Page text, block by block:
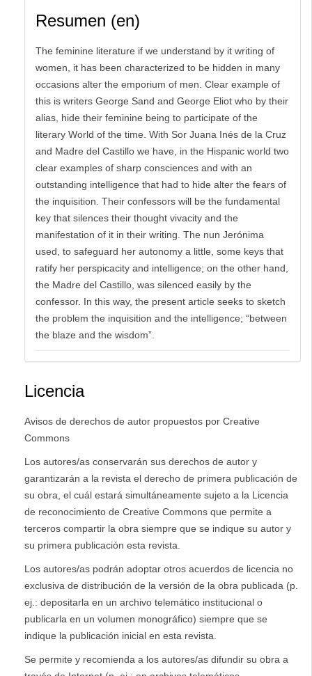
Resumen (en)
The feminine literature if we understand by it writing of
women, it has been characterized to be hidden in many
occasions alter the emporium of men. Clear example of
this is writers George Sand and George Eliot who by their
alias, hide their feminine being to participate of the
literary World of the time. With Sor Juana Inés de la Cruz
and Madre del Castillo we have, in the Hispanic world two
clear examples of sharp consciences and with an
outstanding intelligence that had to hide alter the fears of
the inquisition. Their confessors will be the fundamental
key that silences their thought vivacity and the
manifestation of it in their writing. The nun Jerónima
used, to safeguard her autonomy a little, some keys that
ratify her perspicacity and intelligence; on the other hand,
the Madre del Castillo, was silenced easily by the
confessor. In this way, the present article seeks to sketch
the problem the inquisition and the intelligence; “between
the blaze and the wisdom”.
Licencia
Avisos de derechos de autor propuestos por Creative
Commons
Los autores/as conservarán sus derechos de autor y
garantizarán a la revista el derecho de primera publicación de
su obra, el cuál estará simultáneamente sujeto a la Licencia
de reconocimiento de Creative Commons que permite a
terceros compartir la obra siempre que se indique su autor y
su primera publicación esta revista.
Los autores/as podrán adoptar otros acuerdos de licencia no
exclusiva de distribución de la versión de la obra publicada (p.
ej.: depositarla en un archivo telemático institucional o
publicarla en un volumen monográfico) siempre que se
indique la publicación inicial en esta revista.
Se permite y recomienda a los autores/as difundir su obra a